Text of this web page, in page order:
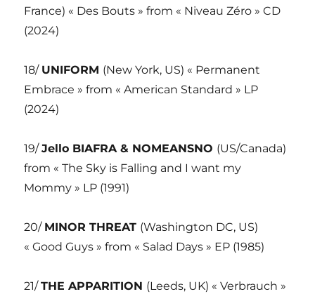
France) « Des Bouts » from « Niveau Zéro » CD
(2024)
18/ UNIFORM (New York, US) « Permanent
Embrace » from « American Standard » LP
(2024)
19/Jello BIAFRA & NOMEANSNO (US/Canada)
from « The Sky is Falling and I want my
Mommy » LP (1991)
20/ MINOR THREAT (Washington DC, US)
« Good Guys » from « Salad Days » EP (1985)
21/THE APPARITION (Leeds, UK) « Verbrauch »